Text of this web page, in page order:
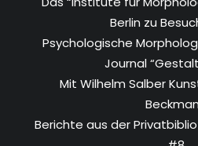
Berlin zu
Psychologische
Journal
Mit Wilhelm Salber
Berichte aus der